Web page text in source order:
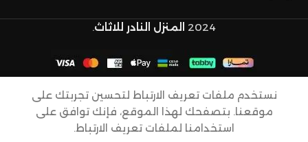
2024 المنزل النادر للاثاث.
حسابي
نستخدم ملفات تعريف الارتباط لتحسين تجربتك على
موقعنا. بتصفحك لهذا الموقع، فإنك توافق على
استخدامنا لملفات تعريف الارتباط.
طاوله
خشب
سنديان
بسطح
ر.س